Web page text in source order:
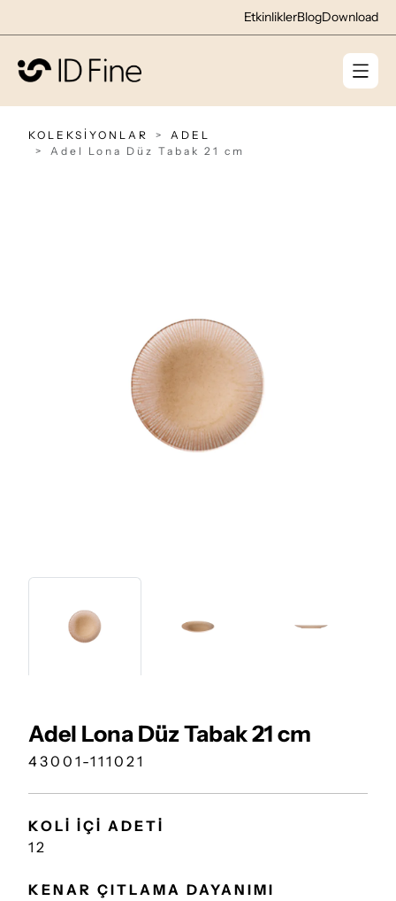
EtkinliklerBlogDownload
KOLEKSİYONLAR
ADEL
Adel Lona Düz Tabak 21 cm
Adel Lona Düz Tabak 21 cm
43001-111021
KOLİ İÇİ ADETİ
12
KENAR ÇITLAMA DAYANIMI